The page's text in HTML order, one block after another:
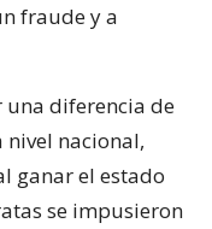
fraude y a
diferencia de
nivel nacional,
ganar el estado
se impusieron